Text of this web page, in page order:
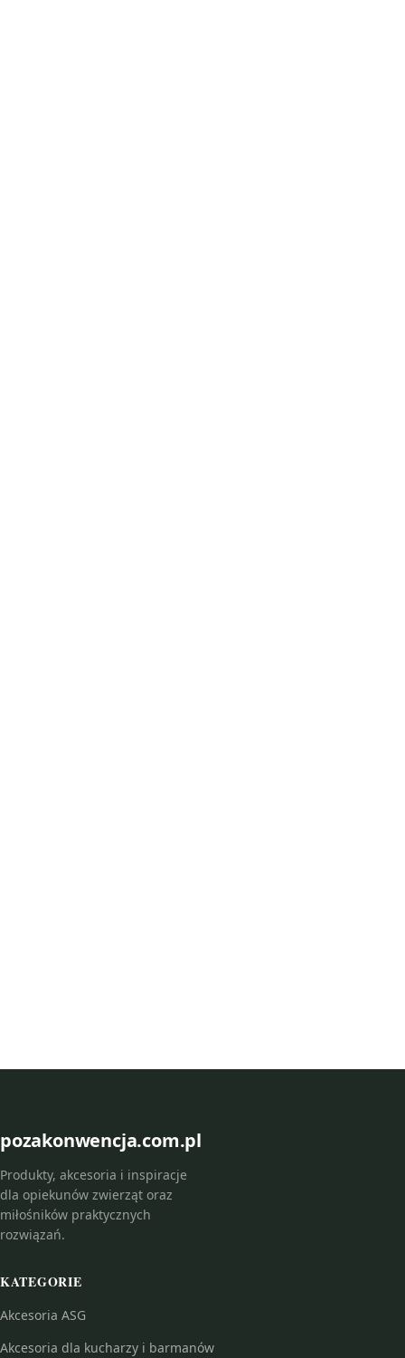
pozakonwencja.com.pl
Produkty, akcesoria i inspiracje
dla opiekunów zwierząt oraz
miłośników praktycznych
rozwiązań.
KATEGORIE
Akcesoria ASG
Akcesoria dla kucharzy i barmanów